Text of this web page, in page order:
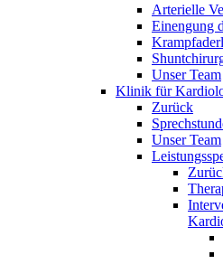
Arterielle
Einengung
Unser Team
Klinik für
Zurück
Unser Team